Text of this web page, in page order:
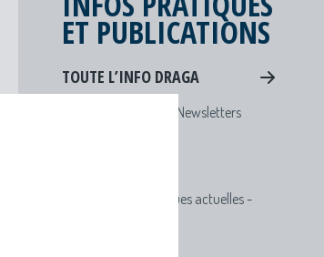
ET PUBLICATIONS
TOUTE L’INFO DRAGA
Lettres d'infos - Newsletters
Concert musiques actuelles -